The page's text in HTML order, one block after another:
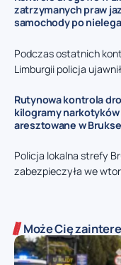
zatrzymanych praw
samochody po
Podczas ostatnich
Limburgii policja
Rutynowa kontrola
kilogramy
aresztowane w
Policja lokalna strefy
zabezpieczyła we
Może Cię